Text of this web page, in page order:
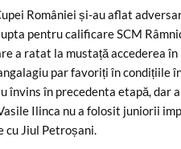
României și-au aflat
pentru calificare SCM
a ratat la mustață accederea în
par favoriți în condițiile
învins în precedenta etapă, dar
Ilinca nu a folosit juniorii
cu Jiul Petroșani.